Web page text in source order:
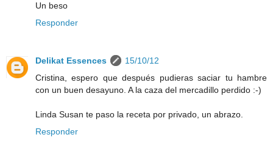
Un beso
Responder
Delikat Essences
15/10/12
Cristina, espero que después pudieras saciar tu hambre
con un buen desayuno. A la caza del mercadillo perdido :-)
Linda Susan te paso la receta por privado, un abrazo.
Responder